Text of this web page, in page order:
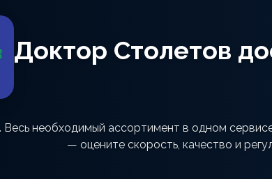
Доктор Столетов
необходимый ассортимент в одном
— оцените скорость, качество и